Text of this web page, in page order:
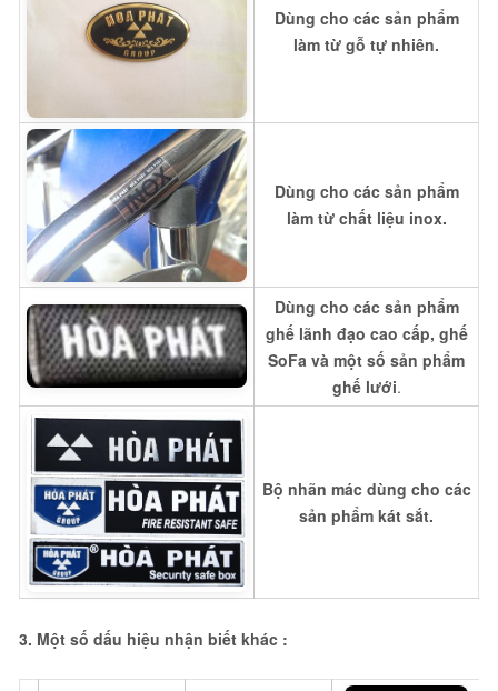
Dùng cho các sản phẩm
làm từ gỗ tự nhiên.
Dùng cho các sản phẩm
làm từ chất liệu inox.
Dùng cho các sản phẩm
ghế lãnh đạo cao cấp, ghế
SoFa và một số sản phẩm
ghế lưới.
Bộ nhãn mác dùng cho các
sản phẩm kát sắt.
3. Một số dấu hiệu nhận biết khác :